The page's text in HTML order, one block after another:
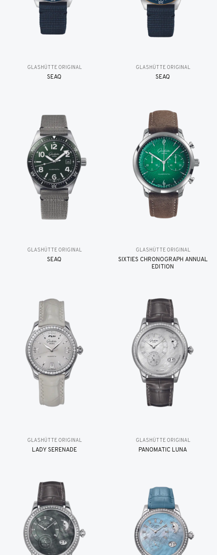
GLASHÜTTE ORIGINAL
SEAQ
GLASHÜTTE ORIGINAL
SEAQ
GLASHÜTTE ORIGINAL
SEAQ
GLASHÜTTE ORIGINAL
SIXTIES CHRONOGRAPH ANNUAL
EDITION
GLASHÜTTE ORIGINAL
LADY SERENADE
GLASHÜTTE ORIGINAL
PANOMATIC LUNA